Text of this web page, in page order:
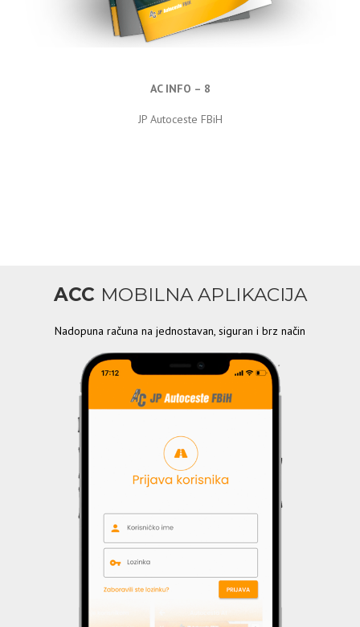
AC INFO – 8
JP Autoceste FBiH
ACC MOBILNA APLIKACIJA
Nadopuna računa na jednostavan, siguran i brz način